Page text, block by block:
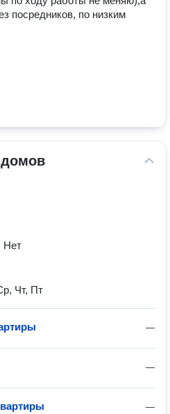
посредников, по низким
домов
Нет
Чт, Пт
—
—
—